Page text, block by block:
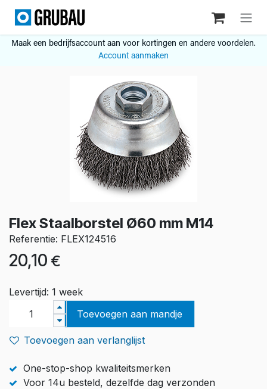
Overslaan naar inhoud
Maak een bedrijfsaccount aan voor kortingen en andere voordelen.
Account aanmaken
Flex Staalborstel Ø60 mm M14
Referentie: FLEX124516
20,10 €
Levertijd: 1 week
Toevoegen aan mandje
Toevoegen aan verlanglijst
One-stop-shop kwaliteitsmerken
Voor 14u besteld, dezelfde dag verzonden